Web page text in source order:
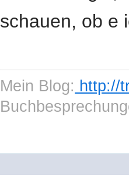
schauen, ob e
Mein Blog: http://